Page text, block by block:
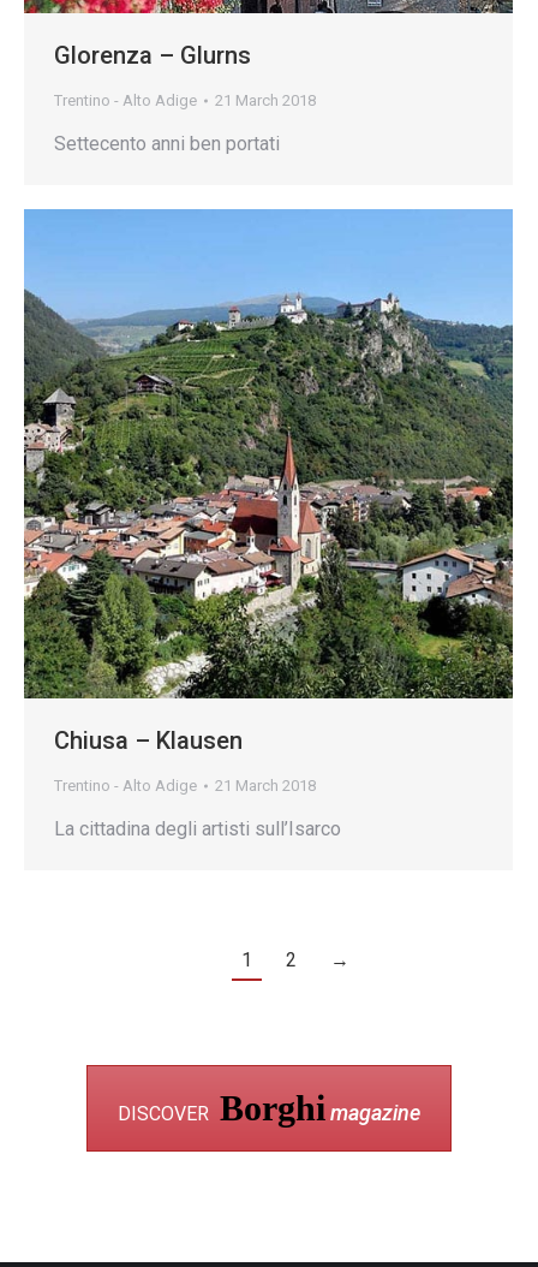
Glorenza – Glurns
Trentino - Alto Adige 21 March 2018
Settecento anni ben portati
Chiusa – Klausen
Trentino - Alto Adige 21 March 2018
La cittadina degli artisti sull’Isarco
1 2 →
DISCOVER Borghi magazine